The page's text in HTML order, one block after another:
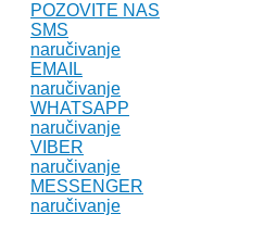
POZOVITE NAS
SMS
naručivanje
EMAIL
naručivanje
WHATSAPP
naručivanje
VIBER
naručivanje
MESSENGER
naručivanje